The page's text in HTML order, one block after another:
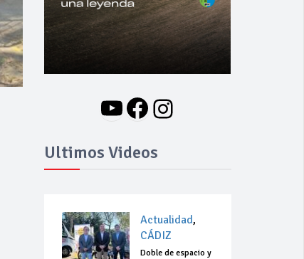
YouTube
Facebook
Instagram
Ultimos Videos
Actualidad,
CÁDIZ
Doble de espacio y